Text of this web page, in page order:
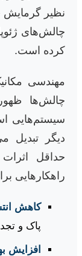
نظیر گرمایش
چالش‌های
کرده است.
مهندسی
چالش‌ها
سیستم‌هایی
دیگر تبدیل
حداقل
راهکارهایی
کاهش
پاک و
افزایش